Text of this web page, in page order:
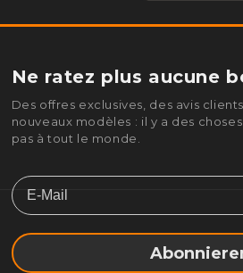
Ne ratez plus aucune
Des offres exclusives, des avis
nouveaux modèles : il y a des
pas à tout le monde.
Email